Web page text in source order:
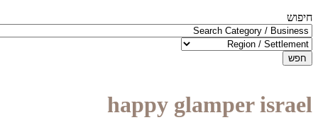
חיפוש
חפש
happy glamper israel